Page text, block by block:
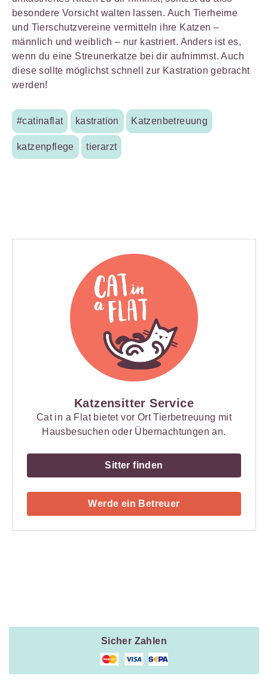
besondere Vorsicht walten lassen. Auch Tierheime
und Tierschutzvereine vermitteln ihre Katzen –
männlich und weiblich – nur kastriert. Anders ist es,
wenn du eine Streunerkatze bei dir aufnimmst. Auch
diese sollte möglichst schnell zur Kastration gebracht
werden!
#catinaflat kastration Katzenbetreuung
katzenpflege tierarzt
Katzensitter Service
Cat in a Flat bietet vor Ort Tierbetreuung mit
Hausbesuchen oder Übernachtungen an.
Sitter finden
Werde ein Betreuer
Sicher Zahlen